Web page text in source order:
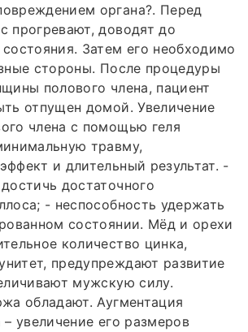
органа?. Перед
прогревают, доводят до
Затем его необходимо
стороны. После процедуры
полового члена, пациент
отпущен домой. Увеличение
члена с помощью геля
травму,
и длительный результат. -
достаточного
- неспособность удержать
состоянии. Мёд и орехи
количество цинка,
предупреждают развитие
мужскую силу.
обладают. Аугментация
– увеличение его размеров